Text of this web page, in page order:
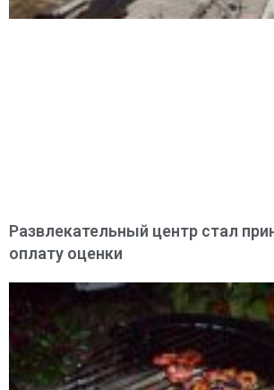
Развлекательный центр стал
оплату оценки